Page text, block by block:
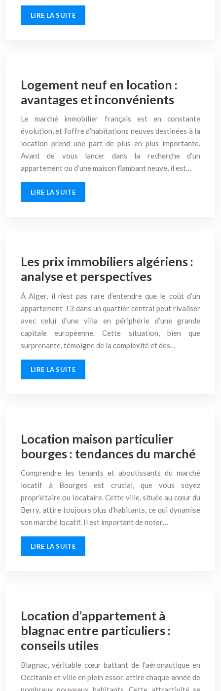
LIRE LA SUITE
Logement neuf en location :
avantages et inconvénients
Le marché immobilier français est en constante
évolution, et l’offre d’habitations neuves destinées à la
location prend une part de plus en plus importante.
Avant de vous lancer dans la recherche d’un
appartement ou d’une maison flambant neuve, il est…
LIRE LA SUITE
Les prix immobiliers algériens :
analyse et perspectives
À Alger, il n’est pas rare d’entendre que le coût d’un
appartement T3 dans un quartier central peut rivaliser
avec celui d’une villa en périphérie d’une grande
capitale européenne. Cette situation, bien que
surprenante, témoigne de la complexité et des…
LIRE LA SUITE
Location maison particulier
bourges : tendances du marché
Comprendre les tenants et aboutissants du marché
locatif à Bourges est crucial, que vous soyez
propriétaire ou locataire. Cette ville, située au cœur du
Berry, attire toujours plus d’habitants, ce qui dynamise
son marché locatif. Il est important de noter…
LIRE LA SUITE
Location d’appartement à
blagnac entre particuliers :
conseils utiles
Blagnac, véritable cœur battant de l’aéronautique en
Occitanie et ville en plein essor, attire chaque année de